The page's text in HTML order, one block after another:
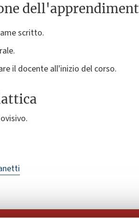
scritto.
il docente all'inizio del corso.